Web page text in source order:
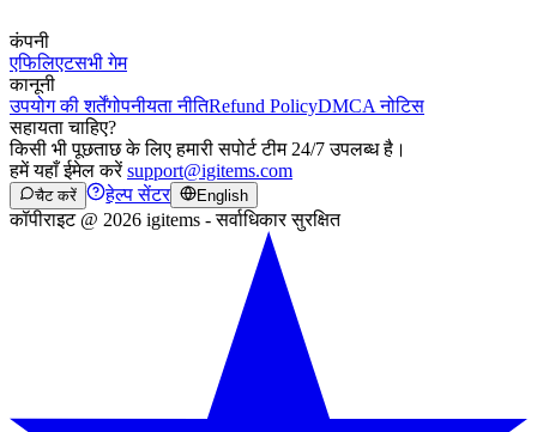
कंपनी
एफिलिएटसभी गेम
कानूनी
उपयोग की शर्तेंगोपनीयता नीतिRefund PolicyDMCA नोटिस
सहायता चाहिए?
किसी भी पूछताछ के लिए हमारी सपोर्ट टीम 24/7 उपलब्ध है।
हमें यहाँ ईमेल करेंsupport@igitems.com
चैट करें हेल्प सेंटर English
कॉपीराइट @ 2026 igitems - सर्वाधिकार सुरक्षित